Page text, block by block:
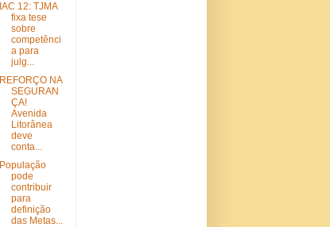
IAC 12: TJMA
fixa tese
sobre
competênci
a para
julg...
REFORÇO NA
SEGURAN
ÇA!
Avenida
Litorânea
deve
conta...
População
pode
contribuir
para
definição
das Metas...